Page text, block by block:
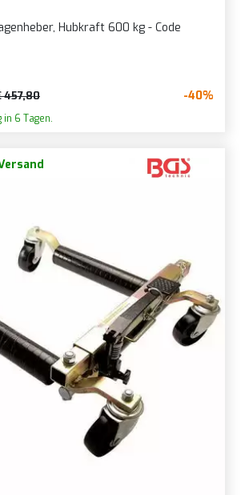
Hubkraft 600 kg - Code
457,80 -40%
in 6 Tagen.